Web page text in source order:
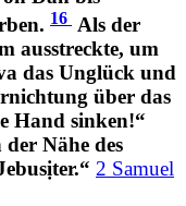
16 Als der
ausstreckte, um
das Unglück und
über das
Hand sinken!“
Nähe des
2 Samuel